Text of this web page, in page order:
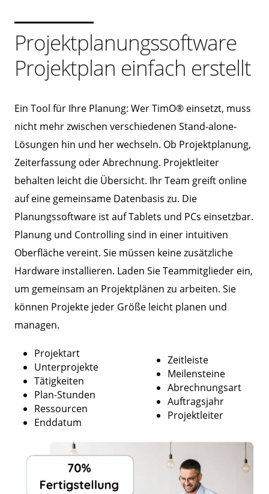
Projektplanungssoftware
Projektplan einfach erstellt
Ein Tool für Ihre Planung: Wer TimO® einsetzt, muss
nicht mehr zwischen verschiedenen Stand-alone-
Lösungen hin und her wechseln. Ob Projektplanung,
Zeiterfassung oder Abrechnung. Projektleiter
behalten leicht die Übersicht. Ihr Team greift online
auf eine gemeinsame Datenbasis zu. Die
Planungssoftware ist auf Tablets und PCs einsetzbar.
Planung und Controlling sind in einer intuitiven
Oberfläche vereint. Sie müssen keine zusätzliche
Hardware installieren. Laden Sie Teammitglieder ein,
um gemeinsam an Projektplänen zu arbeiten. Sie
können Projekte jeder Größe leicht planen und
managen.
Projektart
Unterprojekte
Tätigkeiten
Plan-Stunden
Ressourcen
Enddatum
Zeitleiste
Meilensteine
Abrechnungsart
Auftragsjahr
Projektleiter